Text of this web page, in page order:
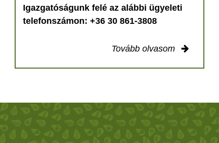
Igazgatóságunk felé az alábbi ügyeleti
telefonszámon: +36 30 861-3808
Tovább olvasom